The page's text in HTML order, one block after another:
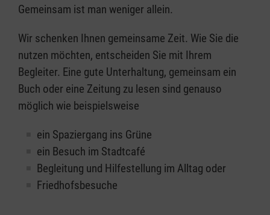
Gemeinsam ist man weniger allein.
Wir schenken Ihnen gemeinsame Zeit. Wie Sie die
nutzen möchten, entscheiden Sie mit Ihrem
Begleiter. Eine gute Unterhaltung, gemeinsam ein
Buch oder eine Zeitung zu lesen sind genauso
möglich wie beispielsweise
ein Spaziergang ins Grüne
ein Besuch im Stadtcafé
Begleitung und Hilfestellung im Alltag oder
Friedhofsbesuche